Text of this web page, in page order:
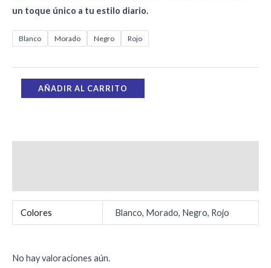
un toque único a tu estilo diario.
Blanco Morado Negro Rojo
AÑADIR AL CARRITO
Colores Blanco, Morado, Negro, Rojo
No hay valoraciones aún.